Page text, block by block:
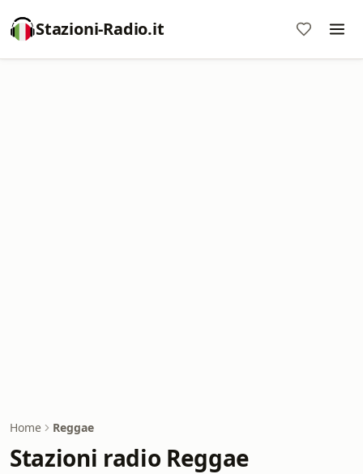
Stazioni-Radio.it
Home Reggae
Stazioni radio Reggae